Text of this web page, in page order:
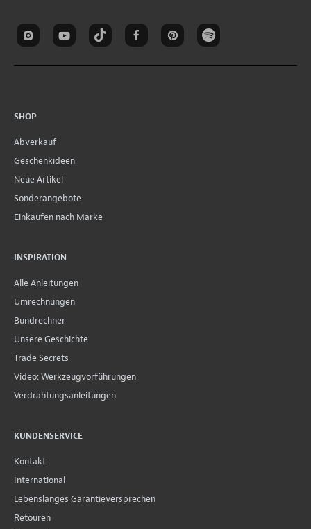
SHOP
Abverkauf
Geschenkideen
Neue Artikel
Sonderangebote
Einkaufen nach Marke
INSPIRATION
Alle Anleitungen
Umrechnungen
Bundrechner
Unsere Geschichte
Trade Secrets
Video: Werkzeugvorführungen
Verdrahtungsanleitungen
KUNDENSERVICE
Kontakt
International
Lebenslanges Garantieversprechen
Retouren